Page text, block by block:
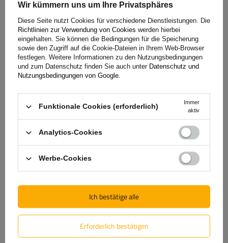
Dachträger G3 CL 60.110 universell für traditionelle und
integrierte Aluminiumschienen
117,00 €inkl. MwSt
Der niedrigste Preis binnen 30 Tage bevor Preisreduzierung:129,99 €-9%
Große Menge verfügbar
Wir versenden schon am
Warenkorb
Wir kümmern uns um Ihre Privatsphäres
Diese Seite nutzt Cookies für verschiedene Dienstleistungen. Die
Richtlinien zur Verwendung von Cookies werden hierbei
eingehalten. Sie können die Bedingungen für die Speicherung
sowie den Zugriff auf die Cookie-Dateien in Ihrem Web-Browser
festlegen. Weitere Informationen zu den Nutzungsbedingungen
und zum Datenschutz finden Sie auch unter Datenschutz und
Nutzungsbedingungen von Google.
Funktionale Cookies (erforderlich)
Immer
aktiv
Analytics-Cookies
Werbe-Cookies
Erforderlich bestätigen
Ich bestätige alle